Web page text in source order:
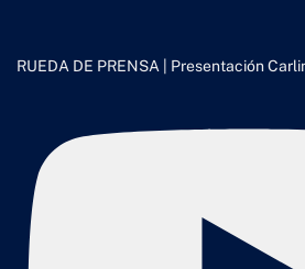
RUEDA DE PRENSA | Presentación